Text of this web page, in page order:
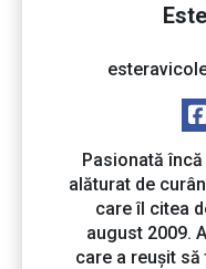
Pasionată
alăturat de
care îl citea
august 2009.
care a reușit